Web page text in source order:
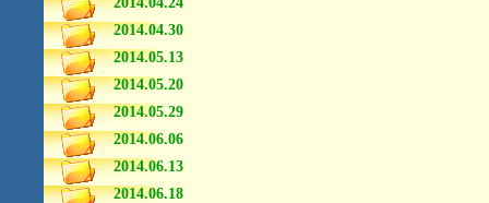
2014.04.30
2014.05.13
2014.05.20
2014.05.29
2014.06.06
2014.06.13
2014.06.18